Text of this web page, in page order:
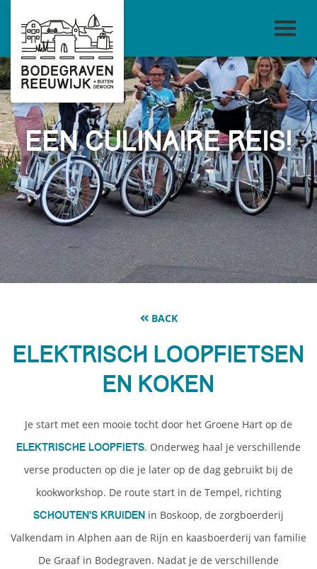
Een culinaire reis!
BACK
Elektrisch loopfietsen
en koken
Je start met een mooie tocht door het Groene Hart op de
elektrische loopfiets. Onderweg haal je verschillende
verse producten op die je later op de dag gebruikt bij de
kookworkshop. De route start in de Tempel, richting
Schouten’s Kruiden in Boskoop, de zorgboerderij
Valkendam in Alphen aan de Rijn en kaasboerderij van familie
De Graaf in Bodegraven. Nadat je de verschillende